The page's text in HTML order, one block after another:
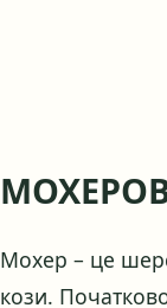
Мохер – це
кози.